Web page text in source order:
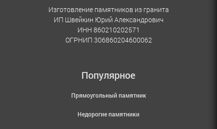
Изготовление памятников из гранита
ИП Швейкин Юрий Александрович
ИНН 860210202571
ОГРНИП 306860204600062
Популярное
Прямоугольный памятник
Недорогие памятники